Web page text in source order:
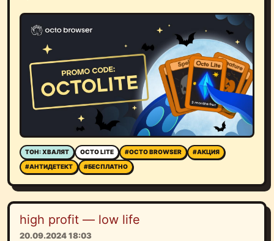
ТОН: ХВАЛЯТ OCTO LITE #OCTO BROWSER
#АКЦИЯ
#АНТИДЕТЕКТ
#БЕСПЛАТНО
high profit — low life
20.09.2024 18:03